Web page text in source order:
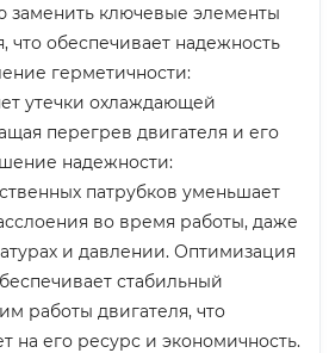
заменить ключевые элементы
что обеспечивает надежность
герметичности:
утечки охлаждающей
перегрев двигателя и его
надежности:
патрубков уменьшает
во время работы, даже
и давлении. Оптимизация
стабильный
работы двигателя, что
на его ресурс и экономичность.